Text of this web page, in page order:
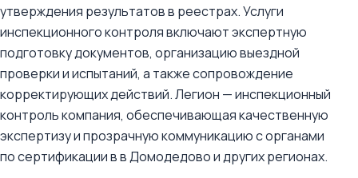
утверждения результатов в реестрах. Услуги
инспекционного контроля включают экспертную
подготовку документов, организацию выездной
проверки и испытаний, а также сопровождение
корректирующих действий. Легион — инспекционный
контроль компания, обеспечивающая качественную
экспертизу и прозрачную коммуникацию с органами
по сертификации в в Домодедово и других регионах.